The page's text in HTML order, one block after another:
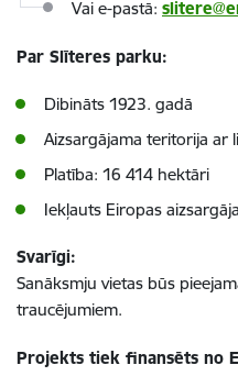
Vai e-pastā:
Par Slīteres parku:
Dibināts 1923. gadā
Aizsargājama teritorija ar
Platība: 16 414 hektāri
Iekļauts Eiropas
Svarīgi:
Sanāksmju vietas būs
traucējumiem.
Projekts tiek finansēts no